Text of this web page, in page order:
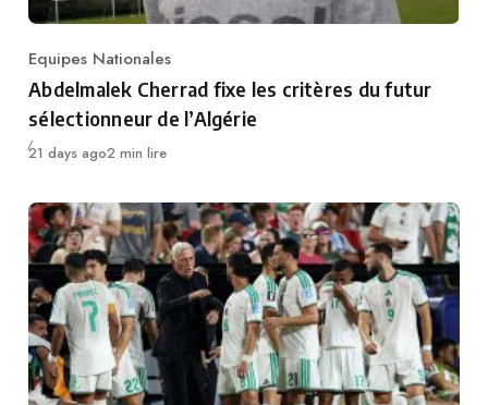
Category
Equipes Nationales
Abdelmalek Cherrad fixe les critères du futur
sélectionneur de l’Algérie
Publié
21 days ago2 min lire